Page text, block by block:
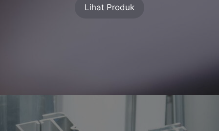
Lihat Produk